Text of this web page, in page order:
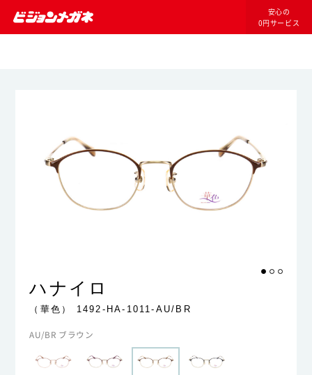
安心の
0円サービス
ハナイロ
（華色） 1492-HA-1011-AU/BR
AU/BR ブラウン